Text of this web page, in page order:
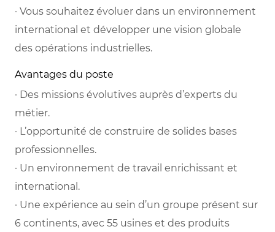
· Vous souhaitez évoluer dans un environnement
international et développer une vision globale
des opérations industrielles.
Avantages du poste
· Des missions évolutives auprès d’experts du
métier.
· L’opportunité de construire de solides bases
professionnelles.
· Un environnement de travail enrichissant et
international.
· Une expérience au sein d’un groupe présent sur
6 continents, avec 55 usines et des produits